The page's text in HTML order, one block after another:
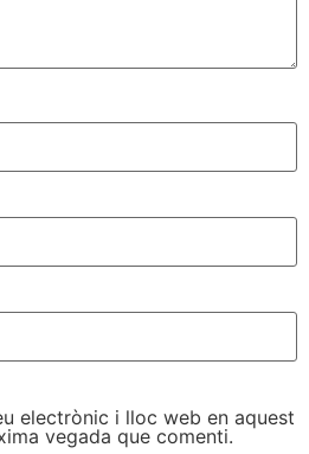
electrònic i lloc web en aquest
vegada que comenti.